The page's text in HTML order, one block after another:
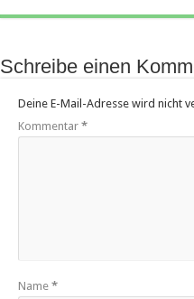
Schreibe einen
Deine E-Mail-Adresse wird nicht
Kommentar *
Name *